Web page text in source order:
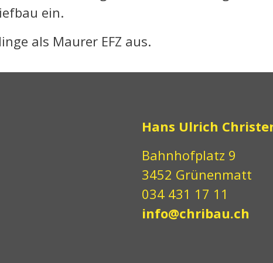
ein.
als Maurer EFZ aus.
Hans Ulrich
Bahnhofplatz 9
3452 Grünenmatt
034 431 17 11
info@chribau.ch